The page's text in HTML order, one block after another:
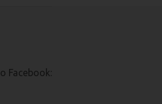
Facebook: